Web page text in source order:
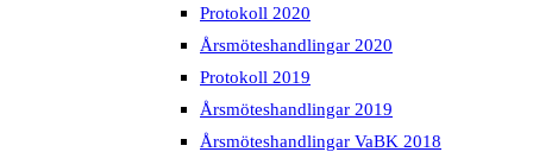
Protokoll 2020
Årsmöteshandlingar 2020
Protokoll 2019
Årsmöteshandlingar 2019
Årsmöteshandlingar VaBK 2018